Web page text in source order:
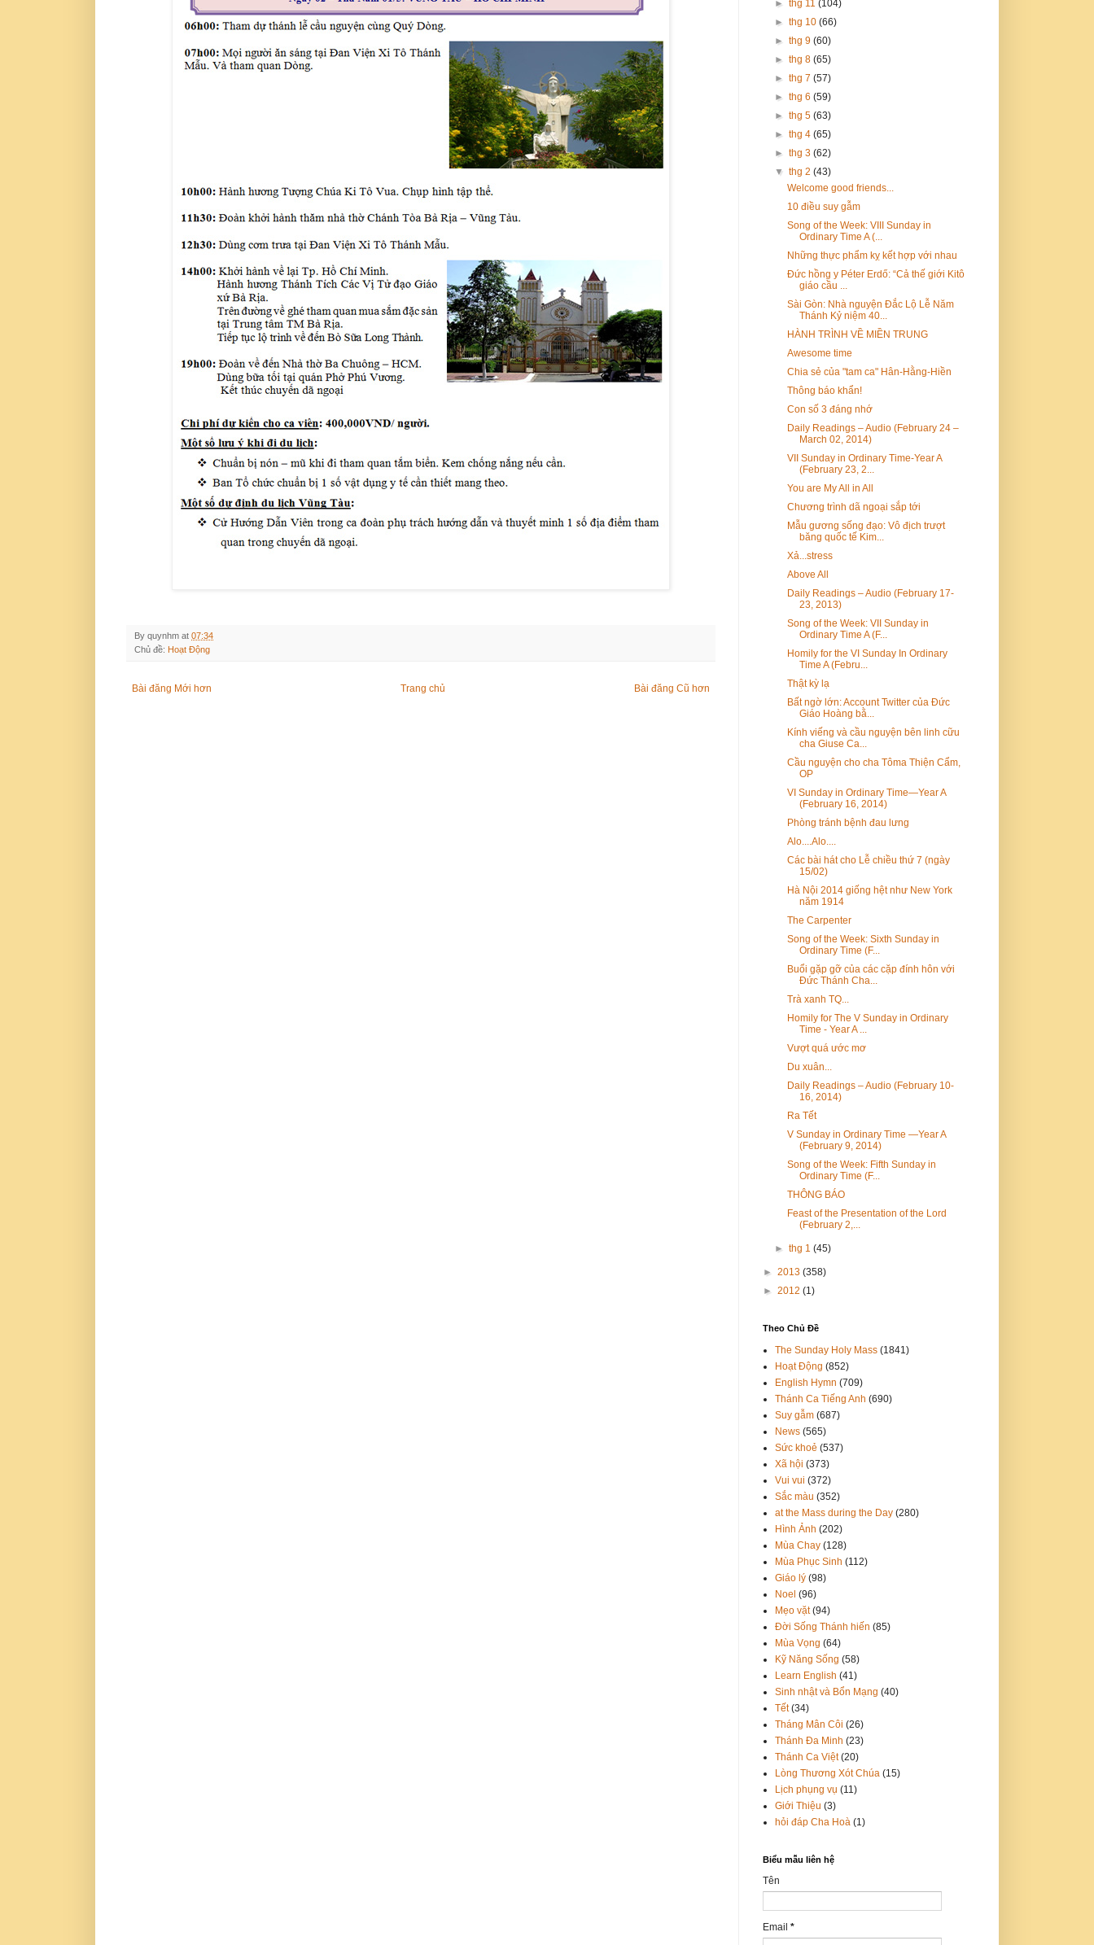
By quynhm at 07:34
Chủ đề: Hoạt Động
Bài đăng Mới hơn Bài đăng Cũ hơn
Trang chủ
►thg 11(104)
►thg 10(66)
►thg 9(60)
►thg 8(65)
►thg 7(57)
►thg 6(59)
►thg 5(63)
►thg 4(65)
►thg 3(62)
▼thg 2(43)
Welcome good friends...
10 điều suy gẫm
Song of the Week: VIII Sunday in
Ordinary Time A (...
Những thực phẩm kỵ kết hợp với nhau
Đức hồng y Péter Erdő: “Cả thế giới Kitô
giáo cầu ...
Sài Gòn: Nhà nguyện Đắc Lộ Lễ Năm
Thánh Kỷ niệm 40...
HÀNH TRÌNH VỀ MIỀN TRUNG
Awesome time
Chia sẻ của "tam ca" Hân-Hằng-Hiền
Thông báo khẩn!
Con số 3 đáng nhớ
Daily Readings – Audio (February 24 –
March 02, 2014)
VII Sunday in Ordinary Time-Year A
(February 23, 2...
You are My All in All
Chương trình dã ngoại sắp tới
Mẫu gương sống đạo: Vô địch trượt
băng quốc tế Kim...
Xả...stress
Above All
Daily Readings – Audio (February 17-
23, 2013)
Song of the Week: VII Sunday in
Ordinary Time A (F...
Homily for the VI Sunday In Ordinary
Time A (Febru...
Thật kỳ lạ
Bất ngờ lớn: Account Twitter của Đức
Giáo Hoàng bằ...
Kính viếng và cầu nguyện bên linh cữu
cha Giuse Ca...
Cầu nguyện cho cha Tôma Thiện Cẩm,
OP
VI Sunday in Ordinary Time—Year A
(February 16, 2014)
Phòng tránh bệnh đau lưng
Alo....Alo....
Các bài hát cho Lễ chiều thứ 7 (ngày
15/02)
Hà Nội 2014 giống hệt như New York
năm 1914
The Carpenter
Song of the Week: Sixth Sunday in
Ordinary Time (F...
Buổi gặp gỡ của các cặp đính hôn với
Đức Thánh Cha...
Trà xanh TQ...
Homily for The V Sunday in Ordinary
Time - Year A ...
Vượt quá ước mơ
Du xuân...
Daily Readings – Audio (February 10-
16, 2014)
Ra Tết
V Sunday in Ordinary Time —Year A
(February 9, 2014)
Song of the Week: Fifth Sunday in
Ordinary Time (F...
THÔNG BÁO
Feast of the Presentation of the Lord
(February 2,...
►thg 1(45)
► 2013 (358)
► 2012 (1)
Theo Chủ Đề
The Sunday Holy Mass (1841)
Hoạt Động (852)
English Hymn (709)
Thánh Ca Tiếng Anh (690)
Suy gẫm (687)
News (565)
Sức khoẻ (537)
Xã hội (373)
Vui vui (372)
Sắc màu (352)
at the Mass during the Day (280)
Hình Ảnh (202)
Mùa Chay (128)
Mùa Phục Sinh (112)
Giáo lý (98)
Noel (96)
Mẹo vặt (94)
Đời Sống Thánh hiến (85)
Mùa Vọng (64)
Kỹ Năng Sống (58)
Learn English (41)
Sinh nhật và Bổn Mạng (40)
Tết (34)
Tháng Mân Côi (26)
Thánh Đa Minh (23)
Thánh Ca Việt (20)
Lòng Thương Xót Chúa (15)
Lịch phụng vụ (11)
Giới Thiệu (3)
hỏi đáp Cha Hoà (1)
Biểu mẫu liên hệ
Tên
Email *